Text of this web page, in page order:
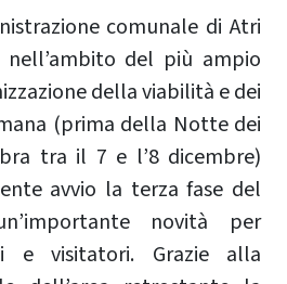
comunale di Atri
nell’ambito del più ampio
della viabilità e dei
(prima della Notte dei
tra il 7 e l’8 dicembre)
avvio la terza fase del
novità per
e visitatori. Grazie alla